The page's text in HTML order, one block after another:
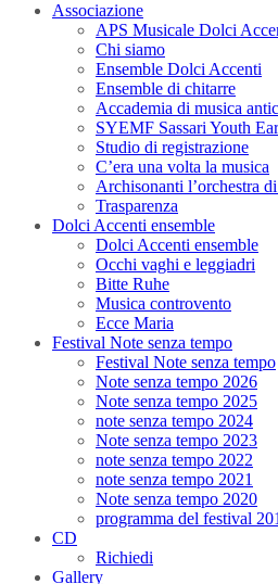
Associazione
APS Musicale Dolci
Chi siamo
Ensemble Dolci Accenti
Ensemble di chitarre
Accademia di musica
SYEMF Sassari Youth
Studio di registrazione
C’era una volta la musica
Archisonanti l’orchestra
Trasparenza
Dolci Accenti ensemble
Dolci Accenti ensemble
Occhi vaghi e leggiadri
Bitte Ruhe
Musica controvento
Ecce Maria
Festival Note senza tempo
Festival Note senza tempo
Note senza tempo 2026
Note senza tempo 2025
note senza tempo 2024
Note senza tempo 2023
note senza tempo 2022
note senza tempo 2021
Note senza tempo 2020
programma del festival
CD
Richiedi
Gallery